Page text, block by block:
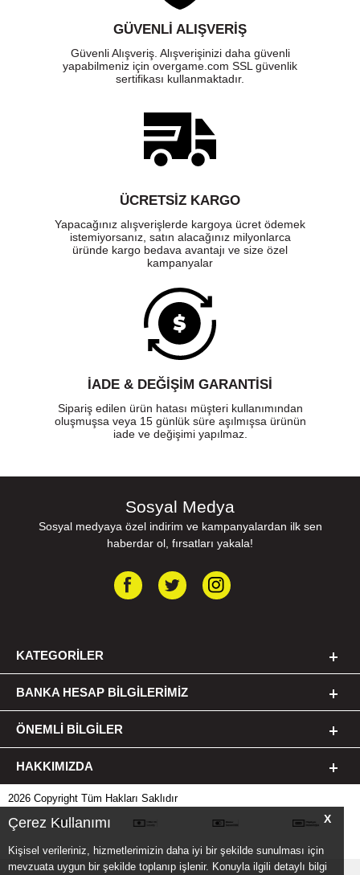
X
Çerez Kullanımı
Kişisel verileriniz, hizmetlerimizin daha iyi bir şekilde sunulması için
mevzuata uygun bir şekilde toplanıp işlenir. Konuyla ilgili detaylı bilgi
GÜVENLI ALIŞVERIŞ
Güvenli Alışveriş. Alışverişinizi daha güvenli
yapabilmeniz için overgame.com SSL güvenlik
sertifikası kullanmaktadır.
ÜCRETSIZ KARGO
Yapacağınız alışverişlerde kargoya ücret ödemek
istemiyorsanız, satın alacağınız milyonlarca
üründe kargo bedava avantajı ve size özel
kampanyalar
İADE & DEĞİŞİM GARANTİSİ
Sipariş edilen ürün hatası müşteri kullanımından
oluşmuşsa veya 15 günlük süre aşılmışsa ürünün
iade ve değişimi yapılmaz.
Sosyal Medya
Sosyal medyaya özel indirim ve kampanyalardan ilk sen
haberdar ol, fırsatları yakala!
KATEGORILER
BANKA HESAP BILGILERIMIZ
ÖNEMLI BILGILER
HAKKIMIZDA
2026 Copyright Tüm Hakları Saklıdır